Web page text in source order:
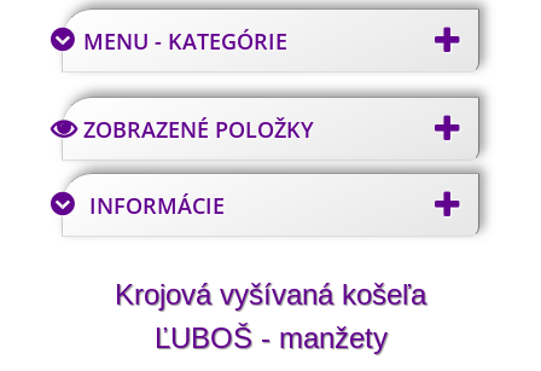
MENU - KATEGÓRIE
ZOBRAZENÉ POLOŽKY
INFORMÁCIE
Krojová vyšívaná košeľa
ĽUBOŠ - manžety